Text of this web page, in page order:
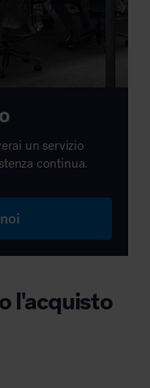
un servizio
continua.
l'acquisto